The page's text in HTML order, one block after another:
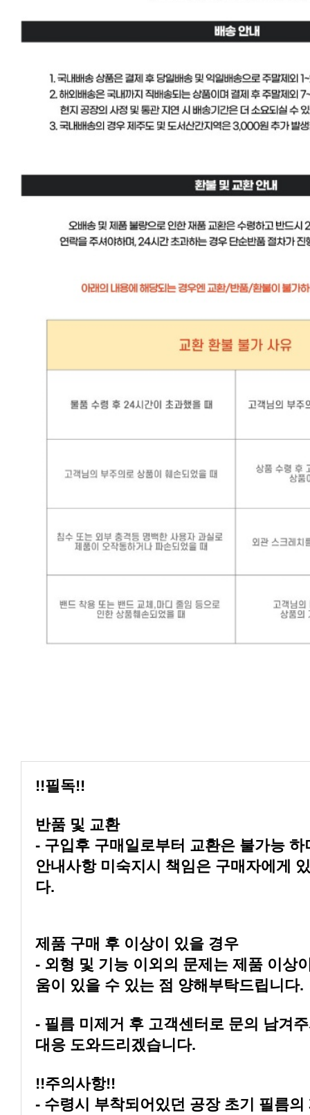
!!필독!!
반품 및 교환
다.
제품 구매 후 이상이 있을 경우
움이 있을 수 있는 점 양해부탁드립니다.
대응 도와드리겠습니다.
!!주의사항!!